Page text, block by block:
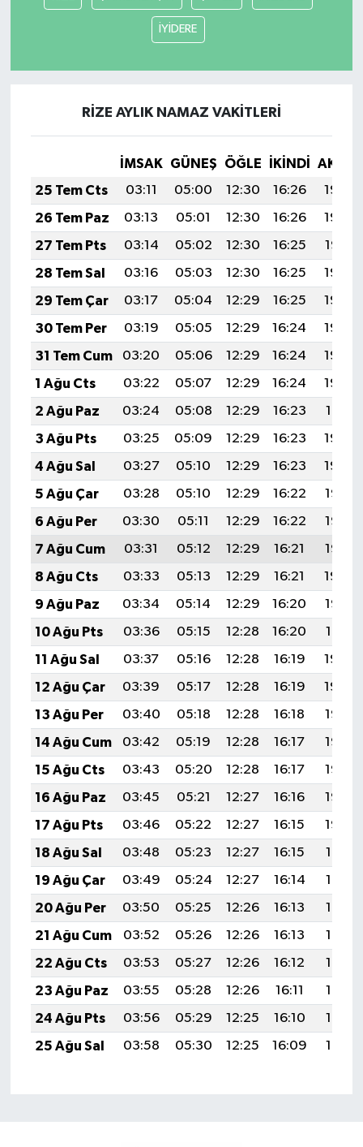
İYİDERE
RİZE AYLIK NAMAZ VAKITLERI
İMSAK GÜNEŞ ÖĞLE İKINDI
25 Tem Cts
03:11 05:00 12:30 16:26
19:49
26 Tem Paz
03:13 05:01 12:30 16:26
19:48
27 Tem Pts
03:14 05:02 12:30 16:25
19:47
28 Tem Sal
03:16 05:03 12:30 16:25
19:46
29 Tem Çar
03:17 05:04 12:29 16:25
19:45
30 Tem Per
03:19 05:05 12:29 16:24
19:44
31 Tem Cum
03:20 05:06 12:29 16:24
19:43
1 Ağu Cts
03:22 05:07 12:29 16:24
19:42
2 Ağu Paz
03:24 05:08 12:29 16:23
19:41
3 Ağu Pts
03:25 05:09 12:29 16:23
19:40
4 Ağu Sal
03:27 05:10 12:29 16:23
19:39
5 Ağu Çar
03:28 05:10 12:29 16:22
19:38
6 Ağu Per
03:30 05:11 12:29 16:22
19:36
7 Ağu Cum
03:31 05:12 12:29 16:21
19:35
8 Ağu Cts
03:33 05:13 12:29 16:21
19:34
9 Ağu Paz
03:34 05:14 12:29 16:20
19:33
10 Ağu Pts
03:36 05:15 12:28 16:20
19:31
11 Ağu Sal
03:37 05:16 12:28 16:19
19:30
12 Ağu Çar
03:39 05:17 12:28 16:19
19:29
13 Ağu Per
03:40 05:18 12:28 16:18
19:28
14 Ağu Cum
03:42 05:19 12:28 16:17
19:26
15 Ağu Cts
03:43 05:20 12:28 16:17
19:25
16 Ağu Paz
03:45 05:21 12:27 16:16
19:23
17 Ağu Pts
03:46 05:22 12:27 16:15
19:22
18 Ağu Sal
03:48 05:23 12:27 16:15
19:21
19 Ağu Çar
03:49 05:24 12:27 16:14
19:19
20 Ağu Per
03:50 05:25 12:26 16:13
19:18
21 Ağu Cum
03:52 05:26 12:26 16:13
19:16
22 Ağu Cts
03:53 05:27 12:26 16:12
19:15
23 Ağu Paz
03:55 05:28 12:26 16:11
19:13
24 Ağu Pts
03:56 05:29 12:25 16:10
19:12
25 Ağu Sal
03:58 05:30 12:25 16:09 19:10